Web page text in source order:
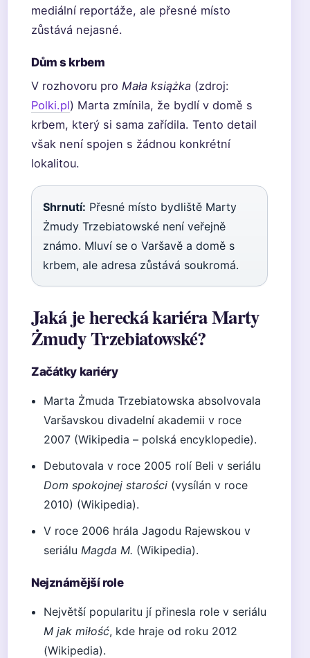
mediální reportáže, ale přesné místo
zůstává nejasné.
Dům s krbem
V rozhovoru pro Mała książka (zdroj:
Polki.pl) Marta zmínila, že bydlí v domě s
krbem, který si sama zařídila. Tento detail
však není spojen s žádnou konkrétní
lokalitou.
Shrnutí: Přesné místo bydliště Marty
Żmudy Trzebiatowské není veřejně
známo. Mluví se o Varšavě a domě s
krbem, ale adresa zůstává soukromá.
Jaká je herecká kariéra Marty
Żmudy Trzebiatowské?
Začátky kariéry
Marta Żmuda Trzebiatowska absolvovala
Varšavskou divadelní akademii v roce
2007 (Wikipedia – polská encyklopedie).
Debutovala v roce 2005 rolí Beli v seriálu
Dom spokojnej starości (vysílán v roce
2010) (Wikipedia).
V roce 2006 hrála Jagodu Rajewskou v
seriálu Magda M. (Wikipedia).
Nejznámější role
Největší popularitu jí přinesla role v seriálu
M jak miłość, kde hraje od roku 2012
(Wikipedia).